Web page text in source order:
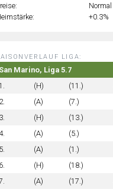
Normal
+0.3%
LIGA:
San Marino, Liga 5.7
(H) (11.)
2.
(A) (7.)
3.
(H) (13.)
(A) (5.)
5.
(A) (1.)
6.
(H) (18.)
(A) (17.)